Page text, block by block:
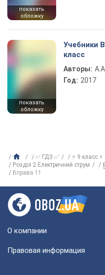
показать
обложку
показать
обложку
Учебники
класс
Авторы:
Год: 2017
✅ ГДЗ ✅ ⚡ 9 класс ⚡
Розділ 2.Електричний струм
Вправа 11
О компании
Правовая информация